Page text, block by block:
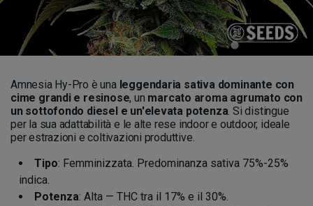
Amnesia Hy-Pro è una leggendaria sativa dominante con
cime grandi e resinose, un marcato aroma agrumato con
un sottofondo diesel e un'elevata potenza. Si distingue
per la sua adattabilità e le alte rese indoor e outdoor, ideale
per estrazioni e coltivazioni produttive.
Tipo: Femminizzata. Predominanza sativa 75%-25%
indica.
Potenza: Alta — THC tra il 17% e il 30%.